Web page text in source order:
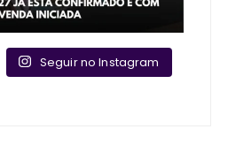
Seguir no Instagram